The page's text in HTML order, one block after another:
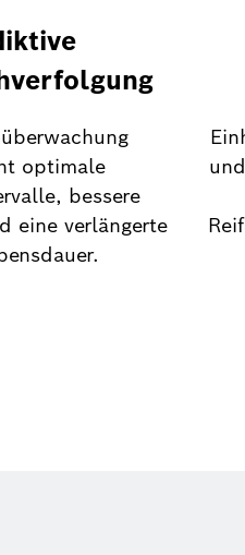
optimale
bessere
eine verlängerte